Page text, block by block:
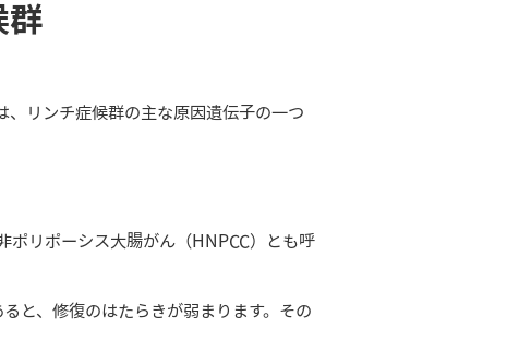
群
、リンチ症候群の主な原因遺伝子の一つ
ポリポーシス大腸がん（HNPCC）とも呼
と、修復のはたらきが弱まります。その